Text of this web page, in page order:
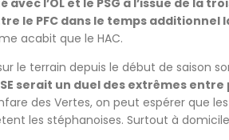
avec l’OL et le PSG à l’issue de la
le PFC dans le temps additionnel
acabit que le HAC.
le terrain depuis le début de saison
serait un duel des extrêmes
des Vertes, on peut espérer que
les stéphanoises. Surtout à